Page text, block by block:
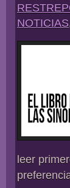
NOTICIAS
leer